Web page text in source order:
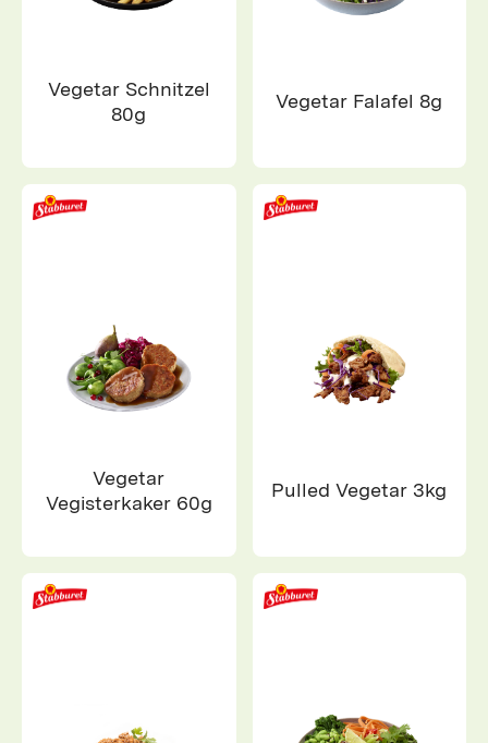
Vegetar Schnitzel
80g
Vegetar Falafel 8g
Vegetar
Vegisterkaker 60g
Pulled Vegetar 3kg